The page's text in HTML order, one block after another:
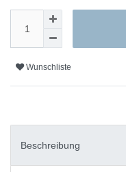
Wunschliste
Beschreibung